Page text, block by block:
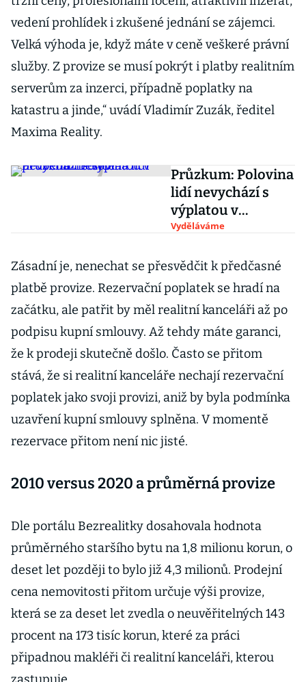
vedení prohlídek i zkušené jednání se zájemci.
Velká výhoda je, když máte v ceně veškeré právní
služby. Z provize se musí pokrýt i platby realitním
serverům za inzerci, případně poplatky na
katastru a jinde,“ uvádí Vladimír Zuzák, ředitel
Maxima Reality.
Průzkum: Polovina
lidí nevychází s
výplatou v
průběhu měsíce
Vyděláváme
Zásadní je, nenechat se přesvědčit k předčasné
platbě provize. Rezervační poplatek se hradí na
začátku, ale patřit by měl realitní kanceláři až po
podpisu kupní smlouvy. Až tehdy máte garanci,
že k prodeji skutečně došlo. Často se přitom
stává, že si realitní kanceláře nechají rezervační
poplatek jako svoji provizi, aniž by byla podmínka
uzavření kupní smlouvy splněna. V momentě
rezervace přitom není nic jisté.
2010 versus 2020 a průměrná provize
Dle portálu Bezrealitky dosahovala hodnota
průměrného staršího bytu na 1,8 milionu korun, o
deset let později to bylo již 4,3 milionů. Prodejní
cena nemovitosti přitom určuje výši provize,
která se za deset let zvedla o neuvěřitelných 143
procent na 173 tisíc korun, které za práci
připadnou makléři či realitní kanceláři, kterou